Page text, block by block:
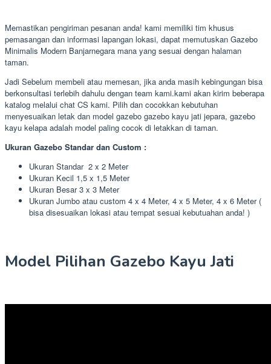
Memastikan pengiriman pesanan anda! kami memiliki tim khusus
pemasangan dan informasi lapangan lokasi, dapat memutuskan Gazebo
Minimalis Modern Banjarnegara mana yang sesuai dengan halaman
taman.
Jadi Sebelum membeli atau memesan, jika anda masih kebingungan bisa
berkonsultasi terlebih dahulu dengan team kami.kami akan kirim beberapa
katalog melalui chat CS kami. Pilih dan cocokkan kebutuhan
menyesuaikan letak dan model gazebo gazebo kayu jati jepara, gazebo
kayu kelapa adalah model paling cocok di letakkan di taman.
Ukuran Gazebo Standar dan Custom :
Ukuran Standar 2 x 2 Meter
Ukuran Kecil 1,5 x 1,5 Meter
Ukuran Besar 3 x 3 Meter
Ukuran Jumbo atau custom 4 x 4 Meter, 4 x 5 Meter, 4 x 6 Meter (
bisa disesuaikan lokasi atau tempat sesuai kebutuahan anda! )
Model Pilihan Gazebo Kayu Jati